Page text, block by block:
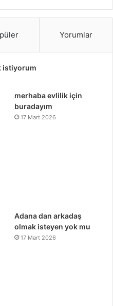
Yorumlar
istiyorum
merhaba evlilik için
buradayım
17 Mart 2026
Adana dan arkadaş
olmak isteyen yok mu
17 Mart 2026